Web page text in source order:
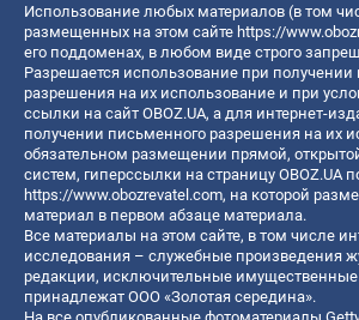
Использование любых материалов (в том
размещенных на этом сайте https://
его поддоменах, в любом виде строго
Разрешается использование при получении
разрешения на их использование и при
ссылки на сайт OBOZ.UA, а для интернет-
получении письменного разрешения на их
обязательном размещении прямой,
систем, гиперссылки на страницу OBOZ.UA
https://www.obozrevatel.com, на которой
материал в первом абзаце материала.
Все материалы на этом сайте, в том числе
исследования – служебные произведения
редакции, исключительные имущественные
принадлежат ООО «Золотая середина».